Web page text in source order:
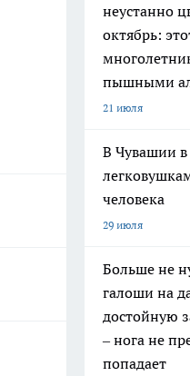
неустанно
октябрь:
пышными
21 июля
В Чувашии
человека
29 июля
Больше не
галоши на
достойную
– нога не
попадает